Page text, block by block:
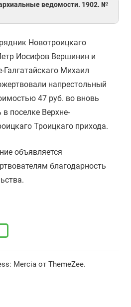
ведомости. 1902. №
Новотроицкаго
Иосифов Вершинин и
Галгатайскаго Михаил
напрестольный
47 руб. во вновь
поселке Верхне-
Троицкаго прихода.
объявляется
благодарность
Mercia от ThemeZee.